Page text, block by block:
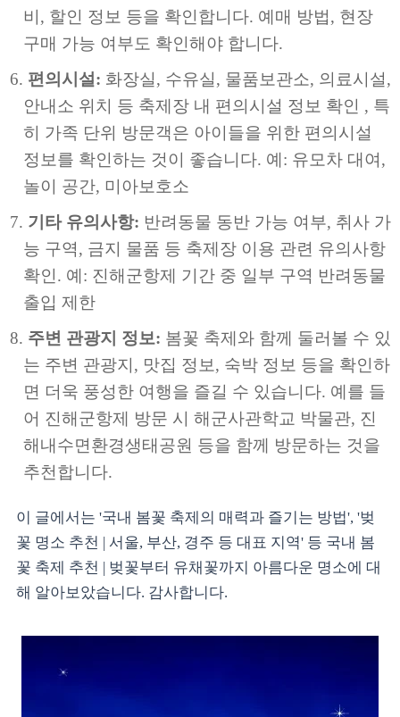
비, 할인 정보 등을 확인합니다. 예매 방법, 현장
구매 가능 여부도 확인해야 합니다.
편의시설: 화장실, 수유실, 물품보관소, 의료시설,
안내소 위치 등 축제장 내 편의시설 정보 확인 , 특
히 가족 단위 방문객은 아이들을 위한 편의시설
정보를 확인하는 것이 좋습니다. 예: 유모차 대여,
놀이 공간, 미아보호소
기타 유의사항: 반려동물 동반 가능 여부, 취사 가
능 구역, 금지 물품 등 축제장 이용 관련 유의사항
확인. 예: 진해군항제 기간 중 일부 구역 반려동물
출입 제한
주변 관광지 정보: 봄꽃 축제와 함께 둘러볼 수 있
는 주변 관광지, 맛집 정보, 숙박 정보 등을 확인하
면 더욱 풍성한 여행을 즐길 수 있습니다. 예를 들
어 진해군항제 방문 시 해군사관학교 박물관, 진
해내수면환경생태공원 등을 함께 방문하는 것을
추천합니다.
이 글에서는 '국내 봄꽃 축제의 매력과 즐기는 방법', '벚
꽃 명소 추천 | 서울, 부산, 경주 등 대표 지역' 등 국내 봄
꽃 축제 추천 | 벚꽃부터 유채꽃까지 아름다운 명소에 대
해 알아보았습니다. 감사합니다.